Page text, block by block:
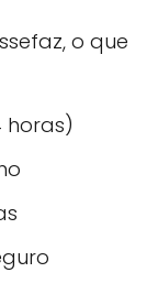
o que
horas)